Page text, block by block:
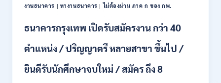
กพ.
เงิน
18,150
งานธนาคาร | หางานธนาคาร |ไม่ต้องผ่าน ภาค ก ของ กพ.
ธนาคารกรุงเทพ เปิดรับสมัครงาน กว่า 40
ตำแหน่ง / ปริญญาตรี หลายสาขา ขึ้นไป /
ยินดีรับนักศึกษาจบใหม่ / สมัคร ถึง 8